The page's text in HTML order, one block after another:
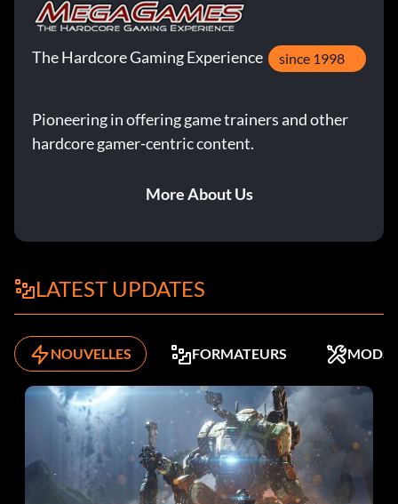
The Hardcore Gaming Experience since 1998
Pioneering in offering game trainers and other
hardcore gamer-centric content.
More About Us
LATEST UPDATES
NOUVELLES FORMATEURS MODS